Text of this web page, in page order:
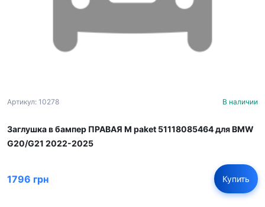
Артикул: 10278 В наличии
Заглушка в бампер ПРАВАЯ M paket 51118085464 для BMW
G20/G21 2022-2025
1796 грн Купить